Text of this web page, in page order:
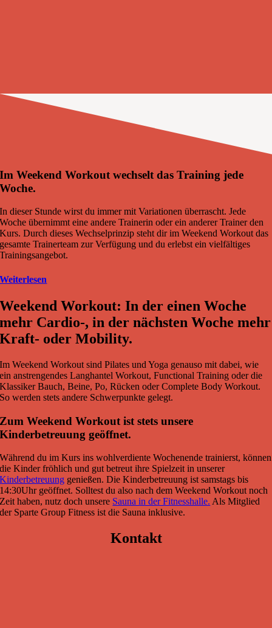
Im Weekend Workout wechselt das Training jede
Woche.
In dieser Stunde wirst du immer mit Variationen überrascht. Jede
Woche übernimmt eine andere Trainerin oder ein anderer Trainer den
Kurs. Durch dieses Wechselprinzip steht dir im Weekend Workout das
gesamte Trainerteam zur Verfügung und du erlebst ein vielfältiges
Trainingsangebot.
Weiterlesen
Weekend Workout: In der einen Woche
mehr Cardio-, in der nächsten Woche mehr
Kraft- oder Mobility.
Im Weekend Workout sind Pilates und Yoga genauso mit dabei, wie
ein anstrengendes Langhantel Workout, Functional Training oder die
Klassiker Bauch, Beine, Po, Rücken oder Complete Body Workout.
So werden stets andere Schwerpunkte gelegt.
Zum Weekend Workout ist stets unsere
Kinderbetreuung geöffnet.
Während du im Kurs ins wohlverdiente Wochenende trainierst, können
die Kinder fröhlich und gut betreut ihre Spielzeit in unserer
Kinderbetreuung genießen. Die Kinderbetreuung ist samstags bis
14:30Uhr geöffnet. Solltest du also nach dem Weekend Workout noch
Zeit haben, nutz doch unsere Sauna in der Fitnesshalle. Als Mitglied
der Sparte Group Fitness ist die Sauna inklusive.
Kontakt